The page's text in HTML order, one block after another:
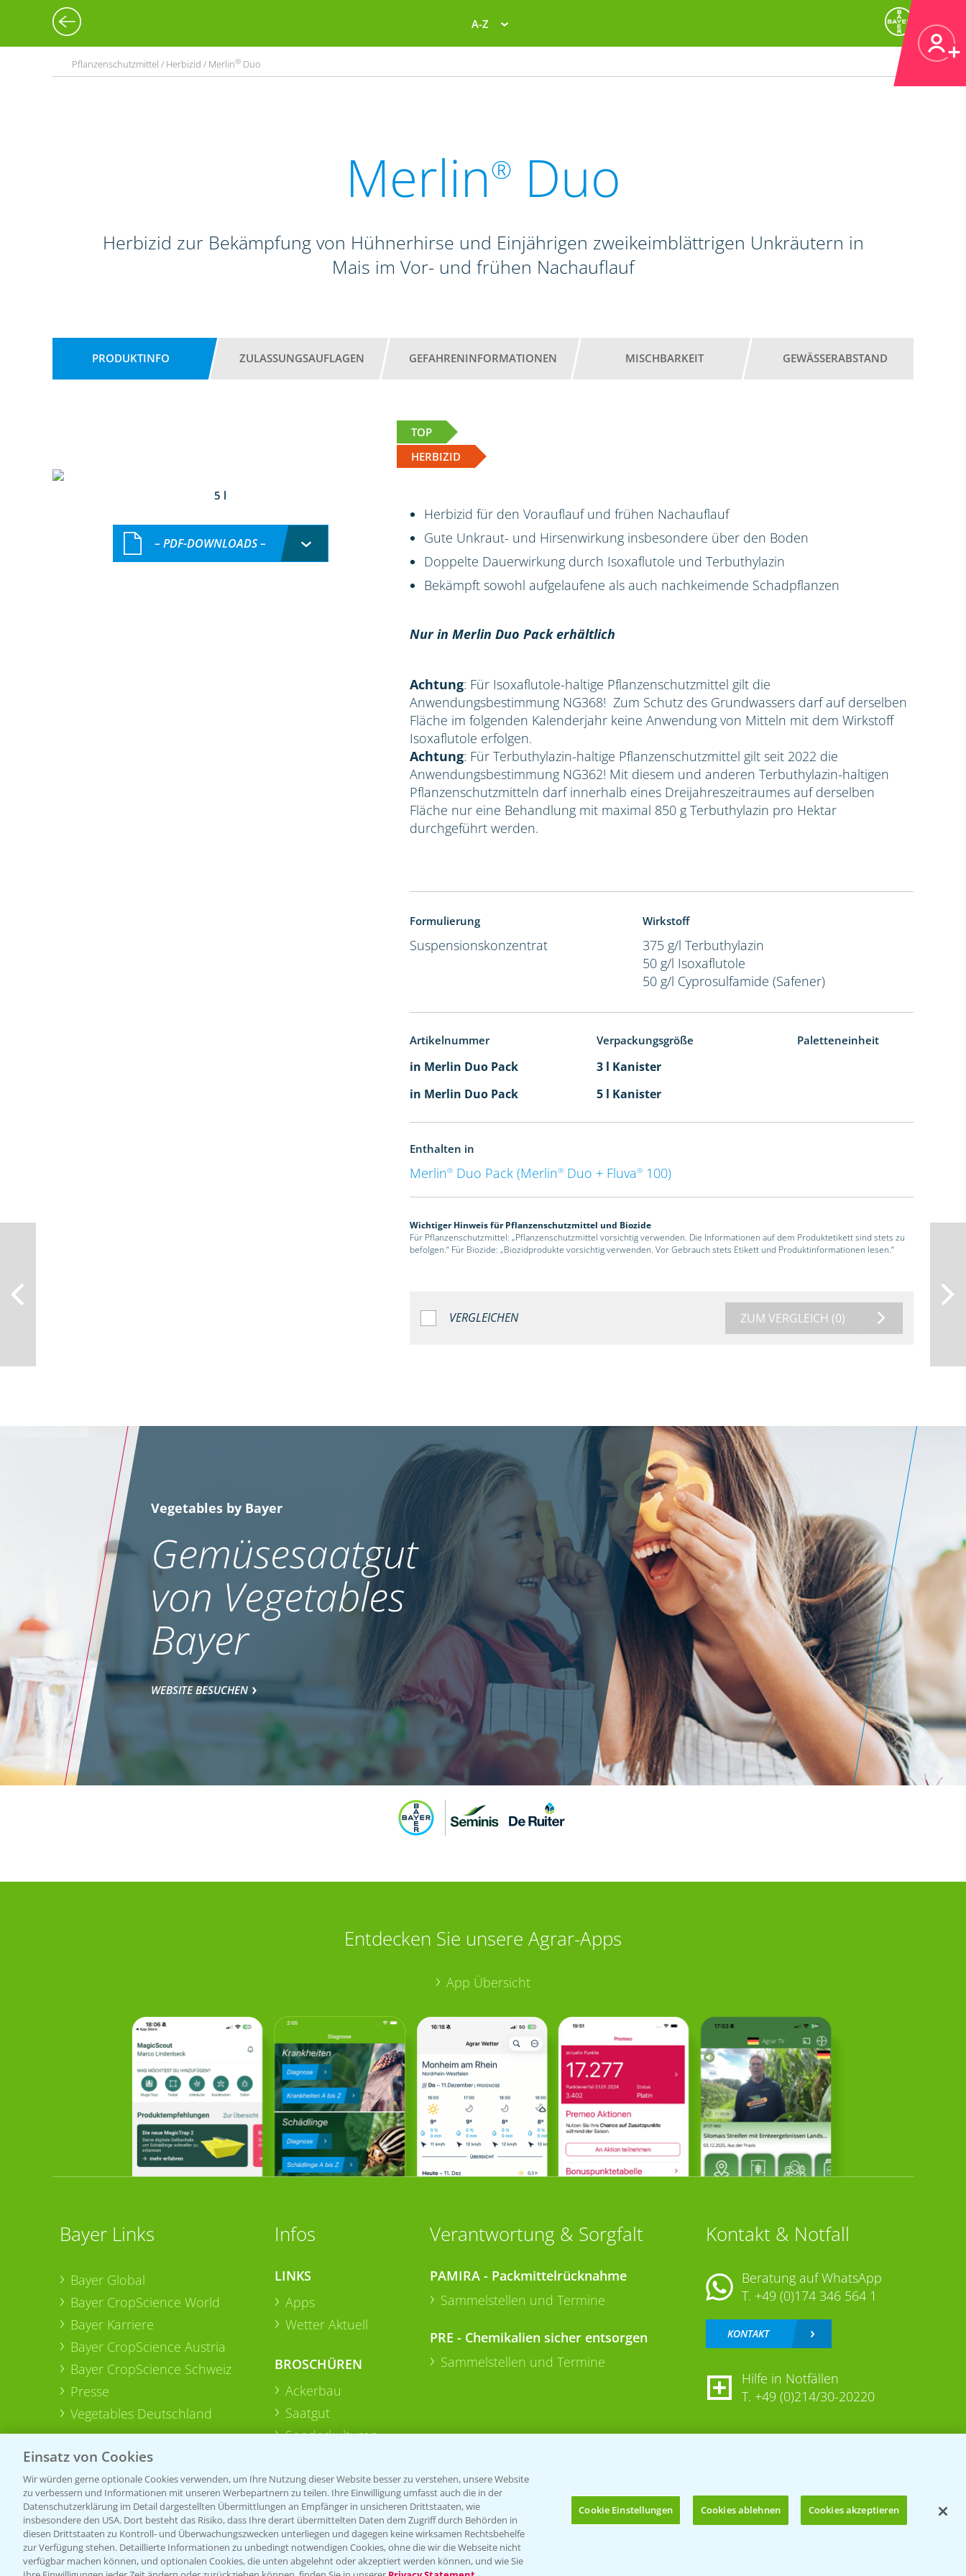
A-Z
Pflanzenschutzmittel / Herbizid / Merlin® Duo
Merlin® Duo
Herbizid zur Bekämpfung von Hühnerhirse und Einjährigen zweikeimblättrigen Unkräutern in
Mais im Vor- und frühen Nachauflauf
PRODUKTINFO ZULASSUNGSAUFLAGEN GEFAHRENINFORMATIONEN MISCHBARKEIT GEWÄSSERABSTAND
TOP
HERBIZID
5 l
– PDF-DOWNLOADS –
Herbizid für den Vorauflauf und frühen Nachauflauf
Gute Unkraut- und Hirsenwirkung insbesondere über den Boden
Doppelte Dauerwirkung durch Isoxaflutole und Terbuthylazin
Bekämpft sowohl aufgelaufene als auch nachkeimende Schadpflanzen
Nur in Merlin Duo Pack erhältlich
Achtung: Für Isoxaflutole-haltige Pflanzenschutzmittel gilt die
Anwendungsbestimmung NG368! Zum Schutz des Grundwassers darf auf derselben
Fläche im folgenden Kalenderjahr keine Anwendung von Mitteln mit dem Wirkstoff
Isoxaflutole erfolgen.
Achtung: Für Terbuthylazin-haltige Pflanzenschutzmittel gilt seit 2022 die
Anwendungsbestimmung NG362! Mit diesem und anderen Terbuthylazin-haltigen
Pflanzenschutzmitteln darf innerhalb eines Dreijahreszeitraumes auf derselben
Fläche nur eine Behandlung mit maximal 850 g Terbuthylazin pro Hektar
durchgeführt werden.
Formulierung
Suspensionskonzentrat
Wirkstoff
375 g/l Terbuthylazin
50 g/l Isoxaflutole
50 g/l Cyprosulfamide (Safener)
Artikelnummer Verpackungsgröße Paletteneinheit
in Merlin Duo Pack
3 l Kanister
in Merlin Duo Pack
5 l Kanister
Enthalten in
Merlin® Duo Pack (Merlin® Duo + Fluva® 100)
Wichtiger Hinweis für Pflanzenschutzmittel und Biozide
Für Pflanzenschutzmittel: „Pflanzenschutzmittel vorsichtig verwenden. Die Informationen auf dem Produktetikett sind stets zu
befolgen.“ Für Biozide: „Biozidprodukte vorsichtig verwenden. Vor Gebrauch stets Etikett und Produktinformationen lesen.“
VERGLEICHEN ZUM VERGLEICH (0)
Bis zu 4 Produkte vergleichen:
Vegetables by Bayer
Gemüsesaatgut
von Vegetables
Bayer
WEBSITE BESUCHEN
Entdecken Sie unsere Agrar-Apps
App Übersicht
Bayer Links
Bayer Global
Bayer CropScience World
Bayer Karriere
Bayer CropScience Austria
Bayer CropScience Schweiz
Presse
Vegetables Deutschland
Infos
LINKS
Apps
Wetter Aktuell
BROSCHÜREN
Ackerbau
Saatgut
Sonderkulturen
Verantwortung & Sorgfalt
PAMIRA - Packmittelrücknahme
Sammelstellen und Termine
PRE - Chemikalien sicher entsorgen
Sammelstellen und Termine
Kontakt & Notfall
Beratung auf WhatsApp
T. +49 (0)174 346 564 1
KONTAKT
Hilfe in Notfällen
T. +49 (0)214/30-20220
Folgen Sie uns
Einsatz von Cookies
Wir würden gerne optionale Cookies verwenden, um Ihre Nutzung dieser Website besser zu verstehen, unsere Website
zu verbessern und Informationen mit unseren Werbepartnern zu teilen. Ihre Einwilligung umfasst auch die in der
Datenschutzerklärung im Detail dargestellten Übermittlungen an Empfänger in unsicheren Drittstaaten, wie
insbesondere den USA. Dort besteht das Risiko, dass Ihre derart übermittelten Daten dem Zugriff durch Behörden in
diesen Drittstaaten zu Kontroll- und Überwachungszwecken unterliegen und dagegen keine wirksamen Rechtsbehelfe
zur Verfügung stehen. Detaillierte Informationen zu unbedingt notwendigen Cookies, ohne die wir die Webseite nicht
verfügbar machen können, und optionalen Cookies, die unten abgelehnt oder akzeptiert werden können, und wie Sie
Cookie Einstellungen Cookies ablehnen Cookies akzeptieren